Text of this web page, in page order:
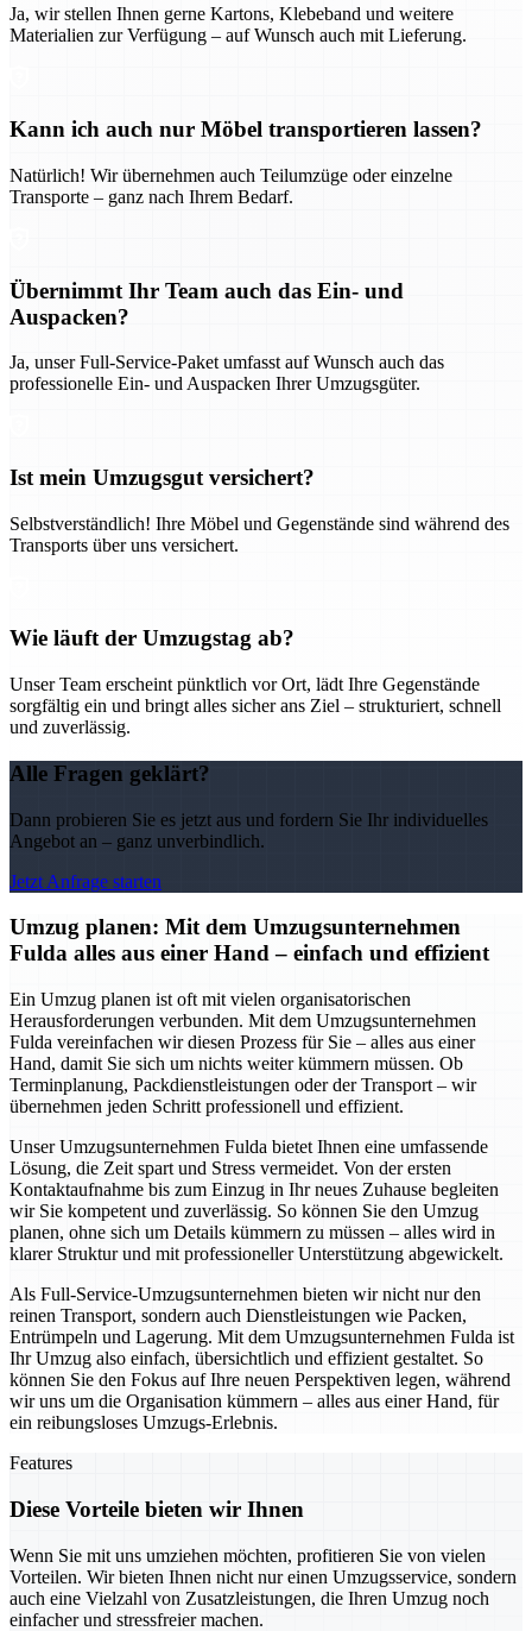
Ja, wir stellen Ihnen gerne Kartons, Klebeband und weitere
Materialien zur Verfügung – auf Wunsch auch mit Lieferung.
Kann ich auch nur Möbel transportieren lassen?
Natürlich! Wir übernehmen auch Teilumzüge oder einzelne
Transporte – ganz nach Ihrem Bedarf.
Übernimmt Ihr Team auch das Ein- und
Auspacken?
Ja, unser Full-Service-Paket umfasst auf Wunsch auch das
professionelle Ein- und Auspacken Ihrer Umzugsgüter.
Ist mein Umzugsgut versichert?
Selbstverständlich! Ihre Möbel und Gegenstände sind während des
Transports über uns versichert.
Wie läuft der Umzugstag ab?
Unser Team erscheint pünktlich vor Ort, lädt Ihre Gegenstände
sorgfältig ein und bringt alles sicher ans Ziel – strukturiert, schnell
und zuverlässig.
Alle Fragen geklärt?
Dann probieren Sie es jetzt aus und fordern Sie Ihr individuelles
Angebot an – ganz unverbindlich.
Jetzt Anfrage starten
Umzug planen: Mit dem Umzugsunternehmen
Fulda alles aus einer Hand – einfach und effizient
Ein Umzug planen ist oft mit vielen organisatorischen
Herausforderungen verbunden. Mit dem Umzugsunternehmen
Fulda vereinfachen wir diesen Prozess für Sie – alles aus einer
Hand, damit Sie sich um nichts weiter kümmern müssen. Ob
Terminplanung, Packdienstleistungen oder der Transport – wir
übernehmen jeden Schritt professionell und effizient.
Unser Umzugsunternehmen Fulda bietet Ihnen eine umfassende
Lösung, die Zeit spart und Stress vermeidet. Von der ersten
Kontaktaufnahme bis zum Einzug in Ihr neues Zuhause begleiten
wir Sie kompetent und zuverlässig. So können Sie den Umzug
planen, ohne sich um Details kümmern zu müssen – alles wird in
klarer Struktur und mit professioneller Unterstützung abgewickelt.
Als Full-Service-Umzugsunternehmen bieten wir nicht nur den
reinen Transport, sondern auch Dienstleistungen wie Packen,
Entrümpeln und Lagerung. Mit dem Umzugsunternehmen Fulda ist
Ihr Umzug also einfach, übersichtlich und effizient gestaltet. So
können Sie den Fokus auf Ihre neuen Perspektiven legen, während
wir uns um die Organisation kümmern – alles aus einer Hand, für
ein reibungsloses Umzugs-Erlebnis.
Features
Diese Vorteile bieten wir Ihnen
Wenn Sie mit uns umziehen möchten, profitieren Sie von vielen
Vorteilen. Wir bieten Ihnen nicht nur einen Umzugsservice, sondern
auch eine Vielzahl von Zusatzleistungen, die Ihren Umzug noch
einfacher und stressfreier machen.